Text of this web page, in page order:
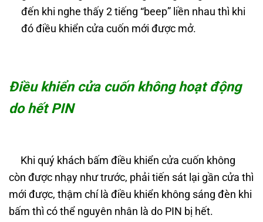
đến khi nghe thấy 2 tiếng “beep” liền nhau thì khi
đó điều khiển cửa cuốn mới được mở.
Điều khiển cửa cuốn không hoạt động
do hết PIN
Khi quý khách bấm điều khiển cửa cuốn không
còn được nhạy như trước, phải tiến sát lại gần cửa thì
mới được, thậm chí là điều khiển không sáng đèn khi
bấm thì có thể nguyên nhân là do PIN bị hết.